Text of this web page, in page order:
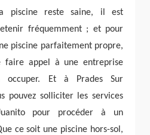
piscine reste saine, il est
fréquemment ; et pour
piscine parfaitement propre,
faire appel à une entreprise
occuper. Et à Prades Sur
pouvez solliciter les services
pour procéder à un
ce soit une piscine hors-sol,